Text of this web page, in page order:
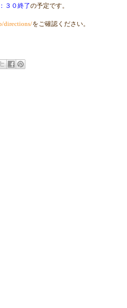
３０終了の予定です。
directions/をご確認ください。